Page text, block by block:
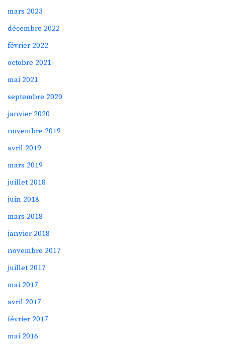
mars 2023
décembre 2022
février 2022
octobre 2021
mai 2021
septembre 2020
janvier 2020
novembre 2019
avril 2019
mars 2019
juillet 2018
juin 2018
mars 2018
janvier 2018
novembre 2017
juillet 2017
mai 2017
avril 2017
février 2017
mai 2016